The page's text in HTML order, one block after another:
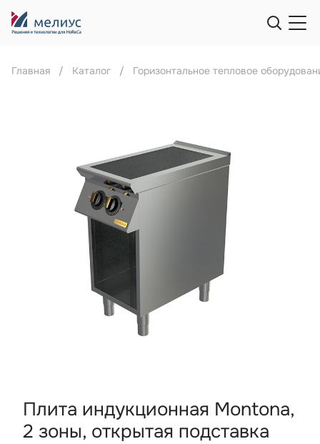
Главная Каталог Горизонтальное тепловое
Плита индукционная Montona,
2 зоны, открытая подставка